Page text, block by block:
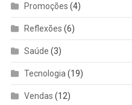
Promoções (4)
Reflexões (6)
Saúde (3)
Tecnologia (19)
Vendas (12)